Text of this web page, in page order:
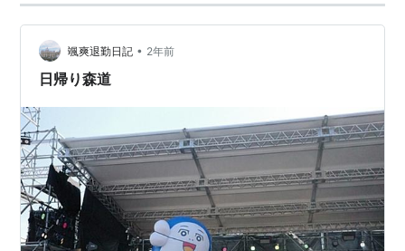
颯爽退勤日記 • 2年前
日帰り森道